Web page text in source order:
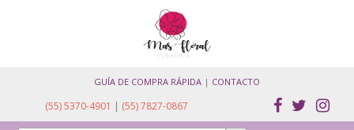
GUÍA DE COMPRA RÁPIDA | CONTACTO
(55) 5370-4901 | (55) 7827-0867